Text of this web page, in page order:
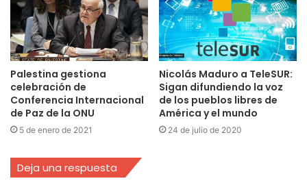
Palestina gestiona
celebración de
Conferencia Internacional
de Paz de la ONU
5 de enero de 2021
Nicolás Maduro a TeleSUR:
Sigan difundiendo la voz
de los pueblos libres de
América y el mundo
24 de julio de 2020
Deja una respuesta